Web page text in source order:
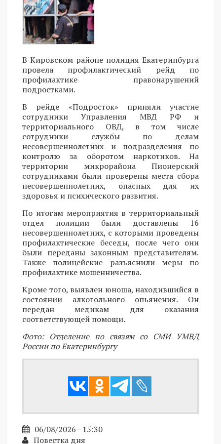
В Кировском районе полиция Екатеринбурга
провела профилактический рейд по
профилактике правонарушений
подростками.
В рейде «Подросток» приняли участие
сотрудники Управления МВД РФ и
территориального ОВД, в том числе
сотрудники службы по делам
несовершеннолетних и подразделения по
контролю за оборотом наркотиков. На
территории микрорайона Пионерский
сотрудниками были проверены места сбора
несовершеннолетних, опасных для их
здоровья и психического развития.
По итогам мероприятия в территориальный
отдел полиции были доставлены 16
несовершеннолетних, с которыми проведены
профилактические беседы, после чего они
были переданы законным представителям.
Также полицейские разъяснили меры по
профилактике мошенничества.
Кроме того, выявлен юноша, находившийся в
состоянии алкогольного опьянения. Он
передан медикам для оказания
соответствующей помощи.
Фото: Отделение по связям со СМИ УМВД
России по Екатеринбургу
06/08/2026 - 15:30
Повестка дня